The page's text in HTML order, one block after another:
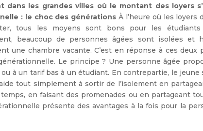
dans les grandes villes où le montant des loyers
: le choc des générations À l’heure où les loyers
tous les moyens sont bons pour les
beaucoup de personnes âgées sont isolées et
une chambre vacante. C’est en réponse à ces deux
Le principe ? Une personne âgée
à un tarif bas à un étudiant. En contrepartie, le jeune
tout simplement à sortir de l’isolement en
en faisant des promenades ou en partageant
présente des avantages à la fois pour la